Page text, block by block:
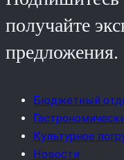
получайте
предложения.
Бюджетный
Культурное
Новости